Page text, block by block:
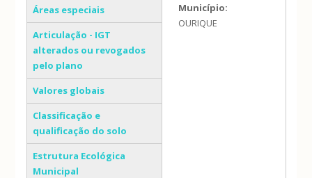
Áreas especiais
Articulação - IGT
alterados ou revogados
pelo plano
Valores globais
Classificação e
qualificação do solo
Estrutura Ecológica
Municipal
Município:
OURIQUE